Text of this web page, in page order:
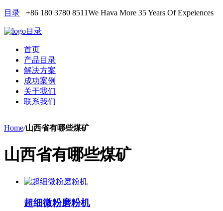
目录 +86 180 3780 8511We Hava More 35 Years Of Expeiences
目录
首页
产品目录
解决方案
成功案例
关于我们
联系我们
Home/山西省有哪些煤矿
山西省有哪些煤矿
超细微粉磨粉机